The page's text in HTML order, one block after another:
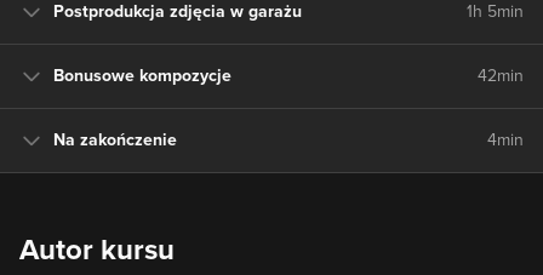
Postprodukcja zdjęcia w garażu 1h 5min
Bonusowe kompozycje 42min
Na zakończenie 4min
Autor kursu